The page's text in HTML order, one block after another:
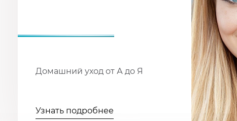
Домашний уход от А до Я
Узнать подробнее